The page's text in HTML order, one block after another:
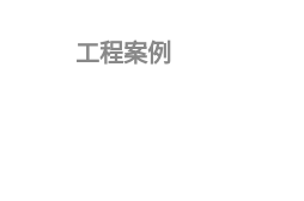
工程案例